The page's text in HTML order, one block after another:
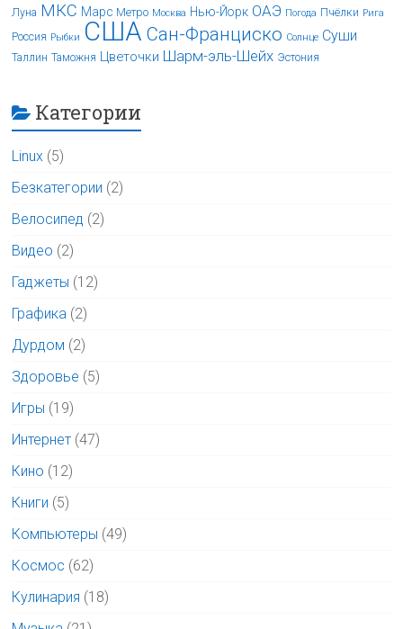
Луна МКС Марс Метро Москва Нью-Йорк ОАЭ Погода Пчёлки Рига
Россия Рыбки США Сан-Франциско Солнце Суши
Таллин Таможня Цветочки Шарм-эль-Шейх Эстония
Категории
Linux (5)
Безкатегории (2)
Велосипед (2)
Видео (2)
Гаджеты (12)
Графика (2)
Дурдом (2)
Здоровье (5)
Игры (19)
Интернет (47)
Кино (12)
Книги (5)
Компьютеры (49)
Космос (62)
Кулинария (18)